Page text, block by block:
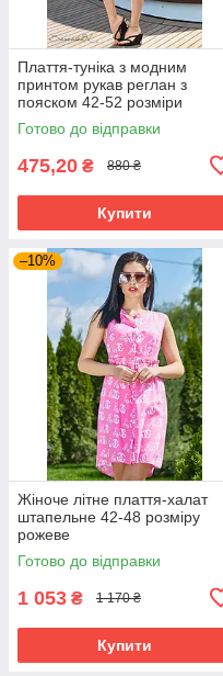
Плаття-туніка з модним
принтом рукав реглан з
пояском 42-52 розміри
Готово до відправки
475,20 ₴ 880 ₴
Купити
–10%
Жіноче літне плаття-халат
штапельне 42-48 розміру
рожеве
Готово до відправки
1 053 ₴ 1 170 ₴
Купити